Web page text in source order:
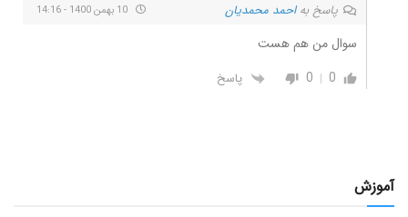
پاسخ بهاحمد محمدیان
سوال من هم هست
0
0 پاسخ
آموزش